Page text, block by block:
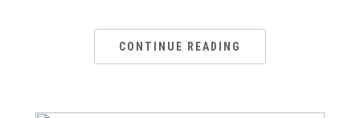
CONTINUE READING